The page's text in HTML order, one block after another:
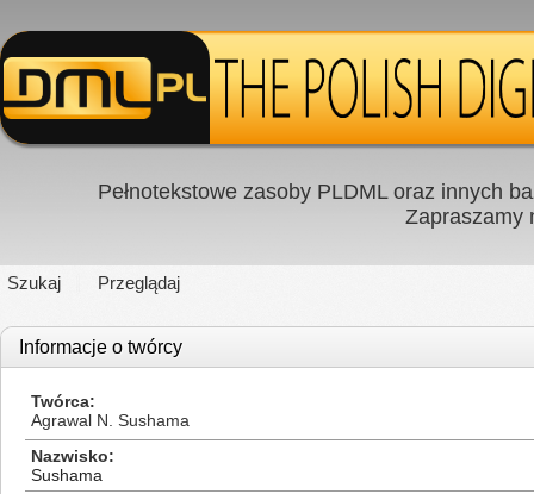
Pełnotekstowe zasoby PLDML oraz innych
Zapraszamy
Szukaj Przeglądaj
Informacje o twórcy
Twórca
Agrawal N. Sushama
Nazwisko
Sushama